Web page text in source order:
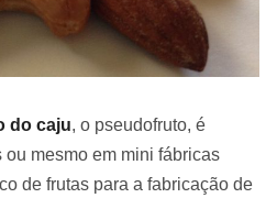
do caju, o pseudofruto, é
mesmo em mini fábricas
de frutas para a fabricação de